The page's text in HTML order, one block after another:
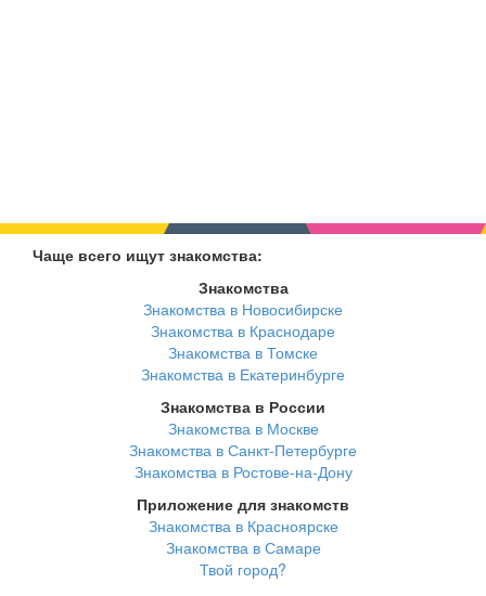
Чаще всего ищут знакомства:
Знакомства
Знакомства в Новосибирске
Знакомства в Краснодаре
Знакомства в Томске
Знакомства в Екатеринбурге
Знакомства в России
Знакомства в Москве
Знакомства в Санкт-Петербурге
Знакомства в Ростове-на-Дону
Приложение для знакомств
Знакомства в Красноярске
Знакомства в Самаре
Твой город?